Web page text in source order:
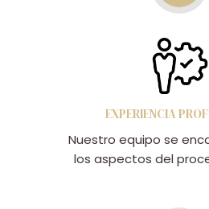
EXPERIENCIA
Nuestro equipo se
los aspectos del